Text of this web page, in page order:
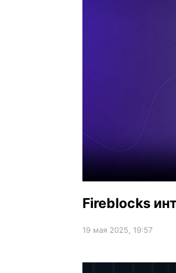
Fireblocks
19 мая 2025, 19:57